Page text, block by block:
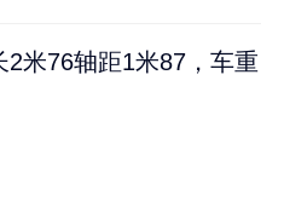
米76轴距1米87，车重